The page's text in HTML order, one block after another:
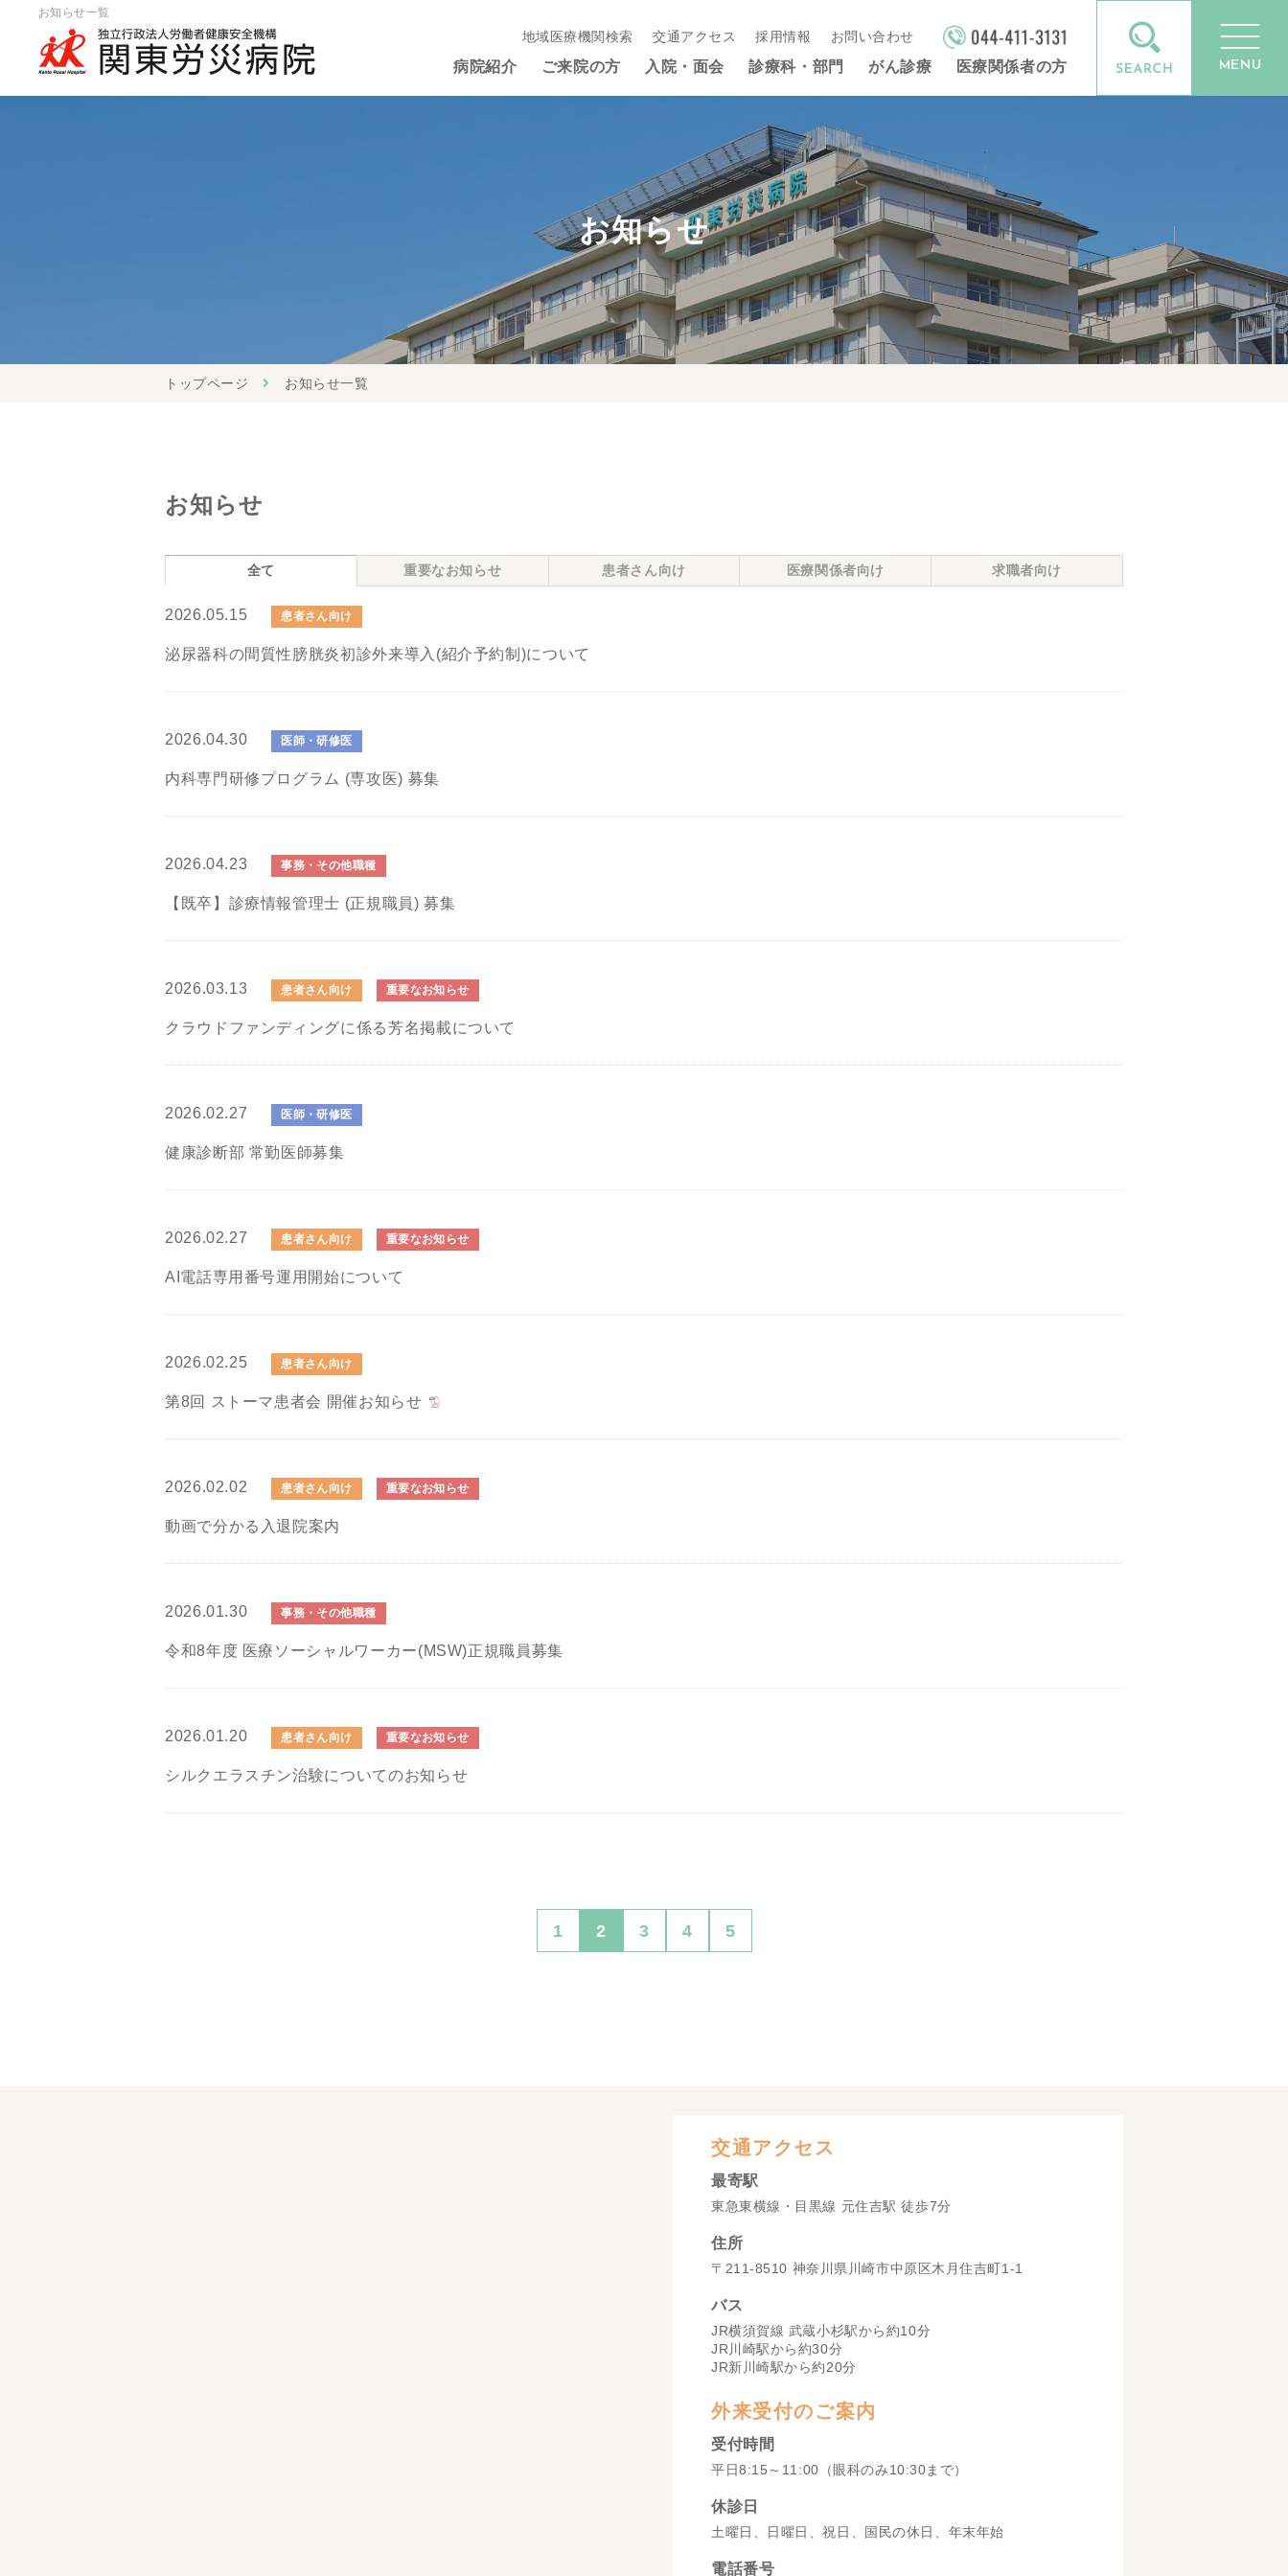
お知らせ一覧
地域医療機関検索 交通アクセス 採用情報 お問い合わせ
病院紹介 ご来院の方 入院・面会 診療科・部門 がん診療 医療関係者の方 MENU
お知らせ
トップページ お知らせ一覧
お知らせ
全て 重要なお知らせ 患者さん向け 医療関係者向け 求職者向け
2026.05.15 患者さん向け
泌尿器科の間質性膀胱炎初診外来導入(紹介予約制)について
2026.04.30 医師・研修医
内科専門研修プログラム (専攻医) 募集
2026.04.23 事務・その他職種
【既卒】診療情報管理士 (正規職員) 募集
2026.03.13 患者さん向け 重要なお知らせ
クラウドファンディングに係る芳名掲載について
2026.02.27 医師・研修医
健康診断部 常勤医師募集
2026.02.27 患者さん向け 重要なお知らせ
AI電話専用番号運用開始について
2026.02.25 患者さん向け
第8回 ストーマ患者会 開催お知らせ
2026.02.02 患者さん向け 重要なお知らせ
動画で分かる入退院案内
2026.01.30 事務・その他職種
令和8年度 医療ソーシャルワーカー(MSW)正規職員募集
2026.01.20 患者さん向け 重要なお知らせ
シルクエラスチン治験についてのお知らせ
1 2 3 4 5
交通アクセス
最寄駅
東急東横線・目黒線 元住吉駅 徒歩7分
住所
〒211-8510 神奈川県川崎市中原区木月住吉町1-1
バス
JR横須賀線 武蔵小杉駅から約10分
JR川崎駅から約30分
JR新川崎駅から約20分
外来受付のご案内
受付時間
平日8:15～11:00（眼科のみ10:30まで）
休診日
土曜日、日曜日、祝日、国民の休日、年末年始
電話番号